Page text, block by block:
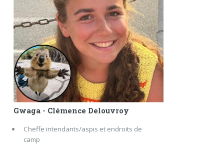
Gwaga - Clémence Delouvroy
Cheffe intendants/aspis et endroits de
camp